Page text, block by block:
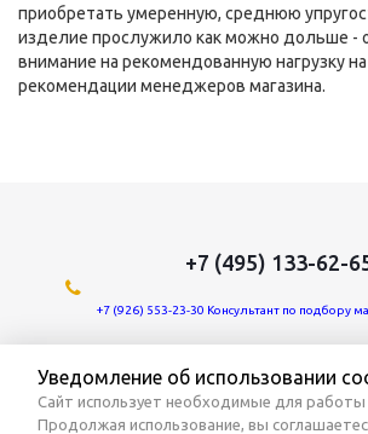
приобретать умеренную, среднюю
изделие прослужило как можно дольше -
внимание на рекомендованную нагрузку
рекомендации менеджеров магазина.
+7 (495) 133-62-
+7 (926) 553-23-30 Консультант по подбору
Уведомление об использовании
Сайт использует необходимые для работы
Продолжая использование, вы